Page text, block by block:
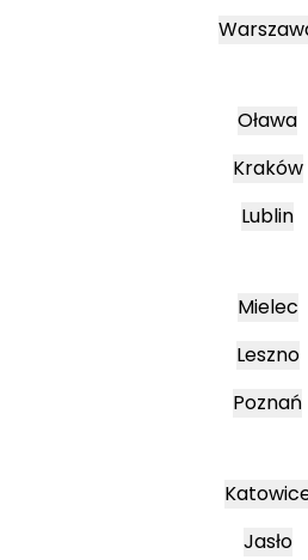
Oława
Kraków
Lublin
Mielec
Leszno
Poznań
Jasło